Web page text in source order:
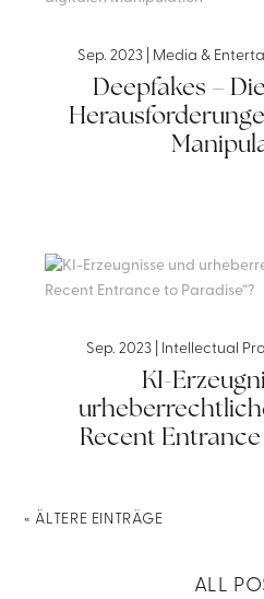
Deepfakes –
Sep. 2023| Media &
KI-
Recent Entrance
Sep. 2023| Intellectual
« ÄLTERE EINTRÄGE
ALL